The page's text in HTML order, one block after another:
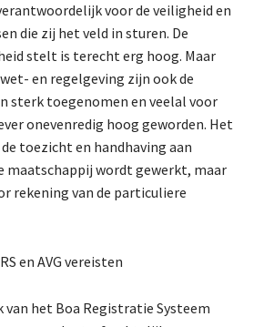
voor de veiligheid en
die zij het veld in sturen. De
stelt is terecht erg hoog. Maar
en regelgeving zijn ook de
sterk toegenomen en veelal voor
onevenredig hoog geworden. Het
toezicht en handhaving aan
maatschappij wordt gewerkt, maar
rekening van de particuliere
en AVG vereisten
van het Boa Registratie Systeem